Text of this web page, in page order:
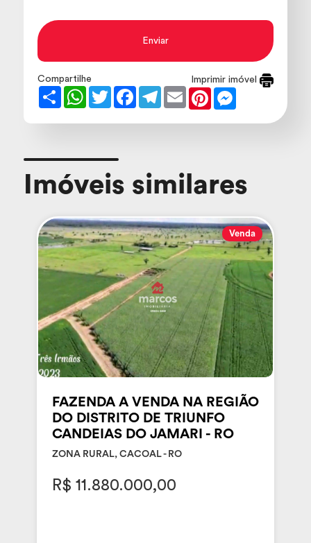
Enviar
Imprimir imóvel
Compartilhe
Share
WhatsApp
TwitterFacebookTelegram
Email Pinterest
Imóveis similares
Venda
FAZENDA A VENDA NA REGIÃO
DO DISTRITO DE TRIUNFO
CANDEIAS DO JAMARI - RO
ZONA RURAL, CACOAL - RO
R$ 11.880.000,00